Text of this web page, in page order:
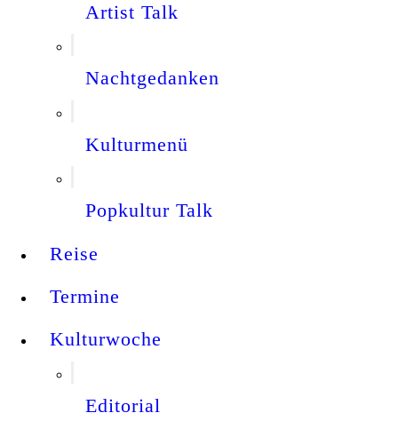
Artist Talk
Nachtgedanken
Kulturmenü
Popkultur Talk
Reise
Termine
Kulturwoche
Editorial